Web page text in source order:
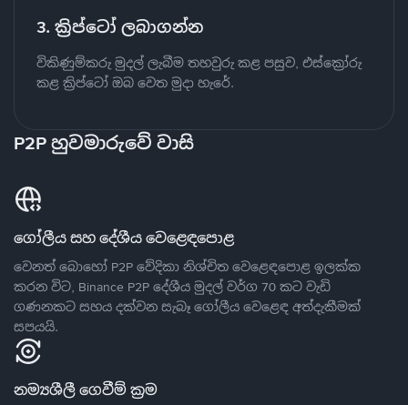
3. ක්‍රිප්ටෝ ලබාගන්න
විකිණුම්කරු මුදල් ලැබීම තහවුරු කළ පසුව, එස්ක්‍රෝරු
කළ ක්‍රිප්ටෝ ඔබ වෙත මුදා හැරේ.
P2P හුවමාරුවේ වාසි
ගෝලීය සහ දේශීය වෙළෙඳපොළ
වෙනත් බොහෝ P2P වේදිකා නිශ්චිත වෙළෙඳපොළ ඉලක්ක
කරන විට, Binance P2P දේශීය මුදල් වර්ග 70 කට වැඩි
ගණනකට සහය දක්වන සැබෑ ගෝලීය වෙළෙඳ අත්දැකීමක්
සපයයි.
නම්‍යශීලී ගෙවීම් ක්‍රම